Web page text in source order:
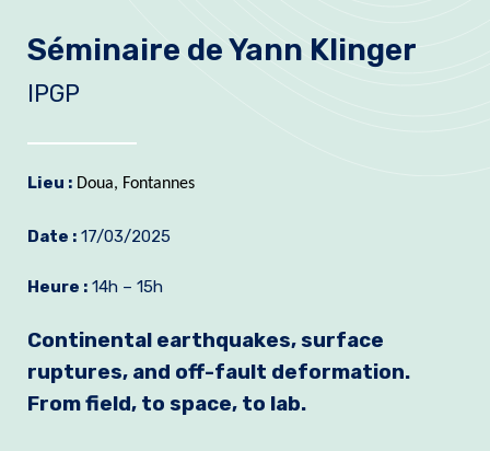
Recherche
Instrumentation
Actualités
Formation et emplois
Infos pratiques
Séminaire de Yann Klinger
IPGP
Lieu : Doua, Fontannes
Date : 17/03/2025
Heure : 14h – 15h
Continental earthquakes, surface
ruptures, and off-fault deformation.
From field, to space, to lab.